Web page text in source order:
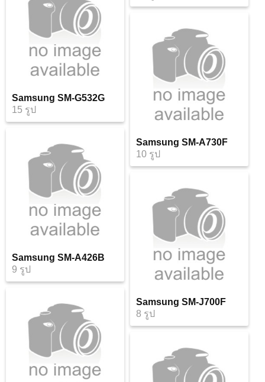
Samsung SM-G532G
15 รูป
Samsung SM-A730F
10 รูป
Samsung SM-A426B
9 รูป
Samsung SM-J700F
8 รูป